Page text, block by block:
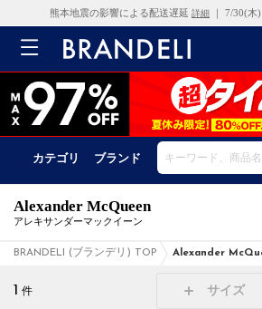
熊本地震の影響による配送遅延 詳細 ｜ 7/30(木
カテゴリ ブランド
Alexander McQueen
アレキサンダーマックイーン
BRANDELI (ブランデリ) TOP Alexander
1 件 サイズ